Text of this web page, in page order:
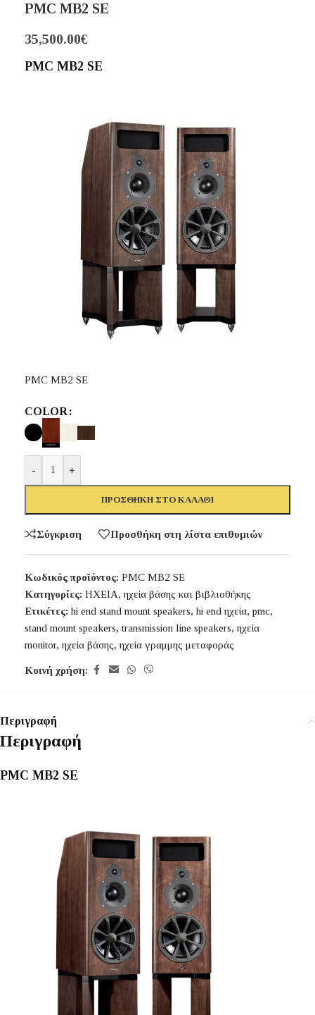
PMC MB2 SE
35,500.00€
PMC MB2 SE
PMC MB2 SE
COLOR
- +
ΠΡΟΣΘΉΚΗ ΣΤΟ ΚΑΛΆΘΙ
Σύγκριση Προσθήκη στη λίστα επιθυμιών
Κωδικός προϊόντος: PMC MB2 SE
Κατηγορίες: ΗΧΕΙΑ, ηχεία βάσης και βιβλιοθήκης
Ετικέτες: hi end stand mount speakers, hi end ηχεία, pmc,
stand mount speakers, transmission line speakers, ηχεία
monitor, ηχεία βάσης, ηχεία γραμμης μεταφοράς
Κοινή χρήση:
Περιγραφή
Περιγραφή
PMC MB2 SE